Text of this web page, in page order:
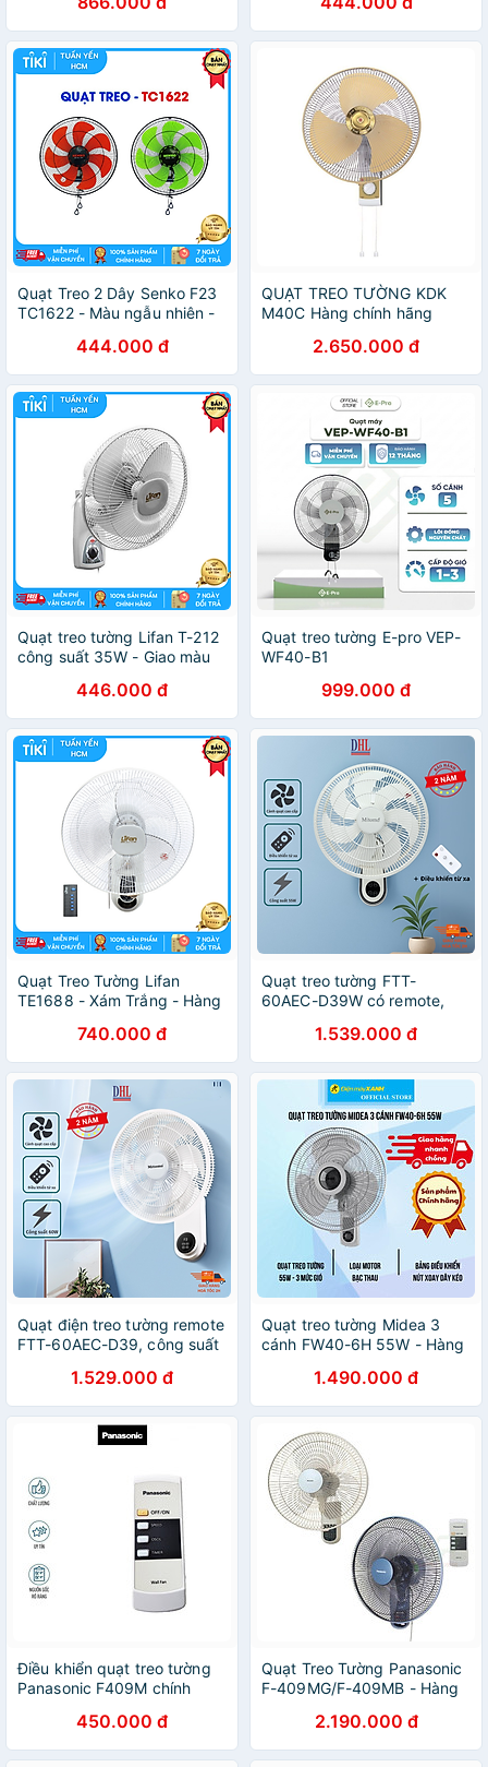
nhiên - Hàng chính hãng
chính hãng
Quạt Treo 2 Dây Senko F23
TC1622 - Màu ngẫu nhiên -
444.000 đ
QUẠT TREO TƯỜNG KDK
M40C Hàng chính hãng
2.650.000 đ
Quạt treo tường Lifan T-212
công suất 35W - Giao màu
446.000 đ
Quạt treo tường E-pro VEP-
WF40-B1
999.000 đ
Quạt Treo Tường Lifan
TE1688 - Xám Trắng - Hàng
740.000 đ
Quạt treo tường FTT-
60AEC-D39W có remote,
thông minh lên đến 12 tiếng
- hàng chính hãng Bảo hành
2 năm
1.539.000 đ
Quạt điện treo tường remote
FTT-60AEC-D39, công suất
giờ thông minh - hàng chính
hãng Bảo hành 2 năm
1.529.000 đ
Quạt treo tường Midea 3
cánh FW40-6H 55W - Hàng
1.490.000 đ
Điều khiển quạt treo tường
Panasonic F409M chính
Hàng chính hãng
450.000 đ
Quạt Treo Tường Panasonic
F-409MG/F-409MB - Hàng
2.190.000 đ